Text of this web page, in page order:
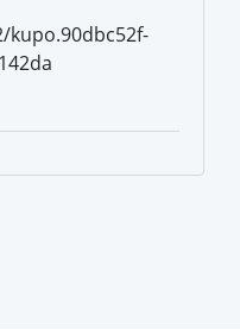
kupo.90dbc52f-